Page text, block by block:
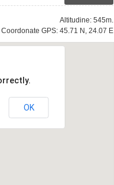
Altitudine: 545m.
Coordonate GPS: 45.71 N, 24.07 E
OK